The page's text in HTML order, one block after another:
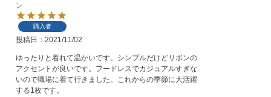
ン
購入者
投稿日 2021/11/02
ゆったりと着れて温かいです。シンプルだけどリボンの
アクセントが良いです。フードレスでカジュアルすぎな
いので職場に着て行きました。これからの季節に大活躍
する1枚です。